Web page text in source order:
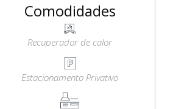
Comodidades
Recuperador de calor
Estacionamento Privativo